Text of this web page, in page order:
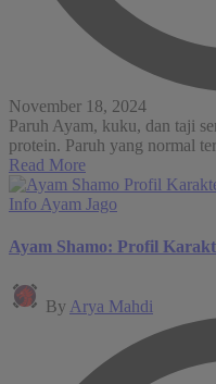
November 18, 2024
Paruh Ayam, kuku, dan taji
protein. Paruh yang normal
Read More
Posted
Info Ayam Jago
Ayam Shamo: Profil
Posted
by
By Arya Mahdi